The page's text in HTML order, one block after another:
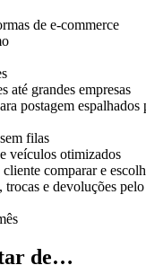
de e-commerce
até grandes empresas
postagem espalhados
filas
veículos otimizados
comparar e
trocas e devoluções
de…